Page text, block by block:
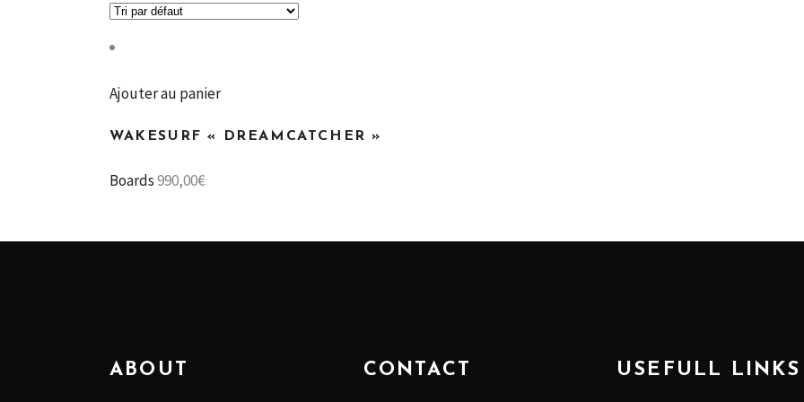
Ajouter au panier
WAKESURF « DREAMCATCHER »
Boards990,00€
ABOUT CONTACT USEFULL LINKS